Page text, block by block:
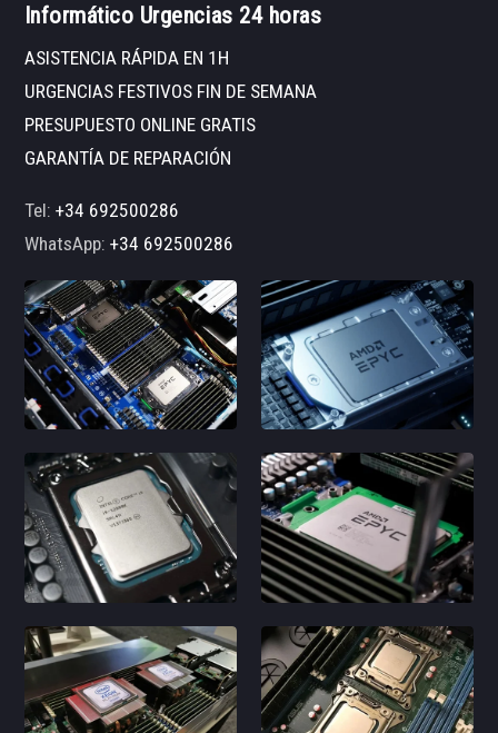
Informático Urgencias 24 horas
ASISTENCIA RÁPIDA EN 1H
URGENCIAS FESTIVOS FIN DE SEMANA
PRESUPUESTO ONLINE GRATIS
GARANTÍA DE REPARACIÓN
Tel:+34 692500286
WhatsApp:+34 692500286